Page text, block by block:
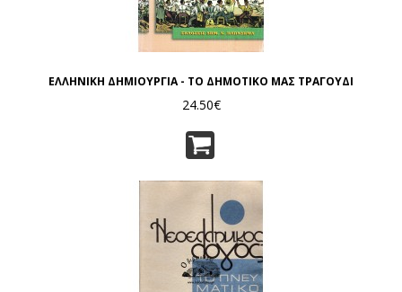
ΕΛΛΗΝΙΚΗ ΔΗΜΙΟΥΡΓΙΑ - ΤΟ ΔΗΜΟΤΙΚΟ ΜΑΣ ΤΡΑΓΟΥΔΙ
24.50€